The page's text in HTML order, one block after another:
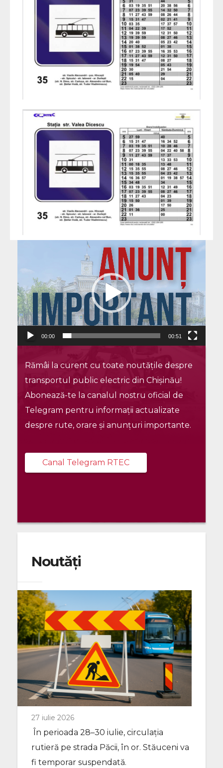
00:00 00:51
Rămâi la curent cu toate noutățile despre
transportul public electric din Chișinău!
Abonează-te la canalul nostru oficial de
Telegram pentru informații actualizate
despre rute, orare și anunțuri importante.
Canal Telegram RTEC
Noutăți
27 iulie 2026
În perioada 28–30 iulie, circulația
rutieră pe strada Păcii, în or. Stăuceni va
fi temporar suspendată.